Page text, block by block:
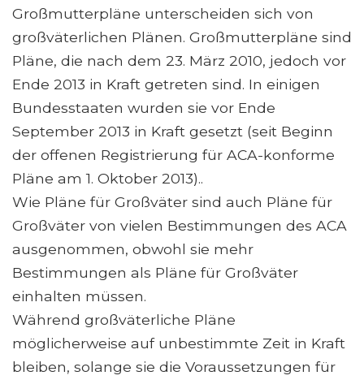
Großmutterpläne unterscheiden sich von
großväterlichen Plänen. Großmutterpläne sind
Pläne, die nach dem 23. März 2010, jedoch vor
Ende 2013 in Kraft getreten sind. In einigen
Bundesstaaten wurden sie vor Ende
September 2013 in Kraft gesetzt (seit Beginn
der offenen Registrierung für ACA-konforme
Pläne am 1. Oktober 2013)..
Wie Pläne für Großväter sind auch Pläne für
Großväter von vielen Bestimmungen des ACA
ausgenommen, obwohl sie mehr
Bestimmungen als Pläne für Großväter
einhalten müssen.
Während großväterliche Pläne
möglicherweise auf unbestimmte Zeit in Kraft
bleiben, solange sie die Voraussetzungen für